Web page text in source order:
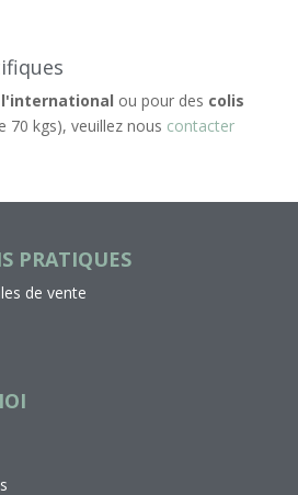
l'international ou pour des colis
70 kgs), veuillez nous contacter
PRATIQUES
de vente